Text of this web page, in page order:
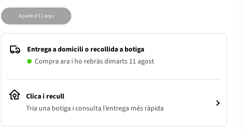
A partir d'11 anys
Entrega a domicili o recollida a botiga
Compra ara i ho rebràs dimarts 11 agost
Clica i recull
Tria una botiga i consulta l’entrega més ràpida